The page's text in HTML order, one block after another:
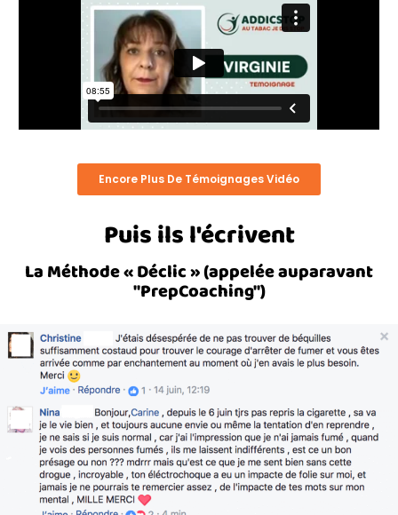
Encore Plus De Témoignages Vidéo
Puis ils l'écrivent
La Méthode « Déclic » (appelée auparavant
"PrepCoaching")